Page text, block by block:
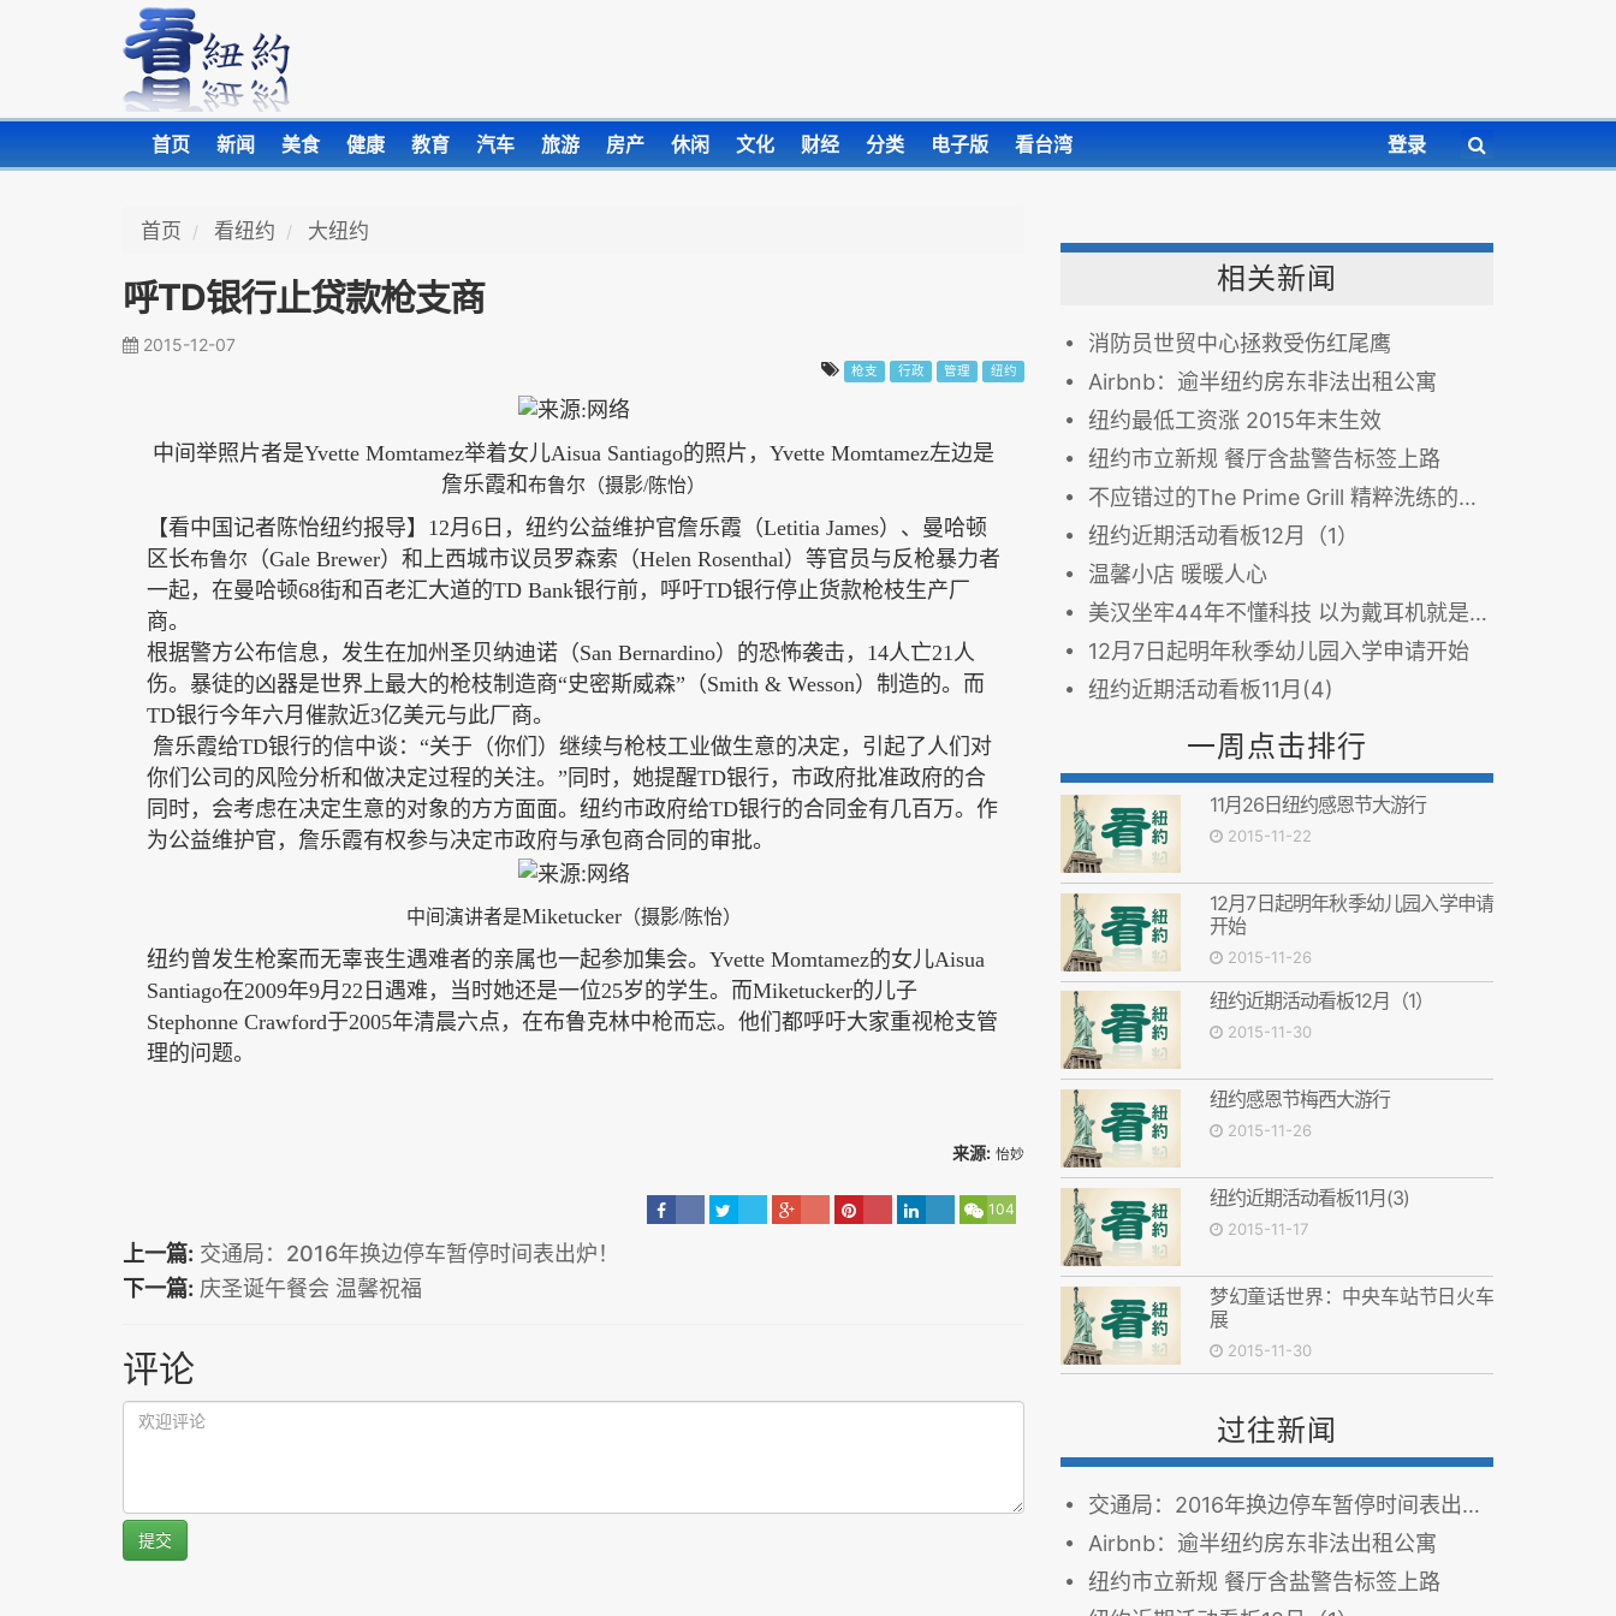
首页 新闻 美食 健康 教育 汽车 旅游 房产 休闲 文化 财经 分类 电子版 看台湾 登录
首页 看纽约 大纽约
呼TD银行止贷款枪支商
2015-12-07
枪支 行政 管理 纽约
中间举照片者是Yvette Momtamez举着女儿Aisua Santiago的照片， Yvette Momtamez左边是
詹乐霞和布鲁尔（摄影/陈怡）
【看中国记者陈怡纽约报导】 12月6日，纽约公益维护官詹乐霞（Letitia James）、曼哈顿
区长布鲁尔
（Gale Brewer）和上西城市议员罗森索（Helen Rosenthal）等官员与反枪暴力者
一起，在曼哈顿68街和百老汇大道的TD Bank银行前，呼吁TD银行停止货款枪枝生产厂
商。
根据警方公布信息，发生在加州圣贝纳迪诺（San Bernardino）的恐怖袭击，14人亡21人
伤。暴徒的凶器是世界上最大的枪枝制造商“史密斯威森”（Smith & Wesson）制造的。而
TD银行今年六月催款近3亿美元与此厂商。
詹乐霞给TD银行的信中谈：“关于（你们）继续与枪枝工业做生意的决定，引起了人们对
你们公司的风险分析和做决定过程的关注。”同时，她提醒TD银行，市政府批准政府的合
同时，会考虑在决定生意的对象的方方面面。纽约市政府给TD银行的合同金有几百万。作
为公益维护官，詹乐霞有权参与决定市政府与承包商合同的审批。
中间演讲者是Miketucker（摄影/陈怡）
纽约曾发生枪案而无辜丧生遇难者的亲属也一起参加集会。 Yvette Momtamez的女儿Aisua
Santiago在2009年9月22日遇难，当时她还是一位25岁的学生。而Miketucker的儿子
Stephonne Crawford于2005年清晨六点，在布鲁克林中枪而忘。他们都呼吁大家重视枪支管
理的问题。
来源: 怡妙
104
上一篇: 交通局：2016年换边停车暂停时间表出炉！
下一篇: 庆圣诞午餐会 温馨祝福
评论
提交
相关新闻
消防员世贸中心拯救受伤红尾鹰
Airbnb：逾半纽约房东非法出租公寓
纽约最低工资涨 2015年末生效
纽约市立新规 餐厅含盐警告标签上路
不应错过的The Prime Grill 精粹洗练的犹太餐
纽约近期活动看板12月（1）
温馨小店 暖暖人心
美汉坐牢44年不懂科技 以为戴耳机就是特务
12月7日起明年秋季幼儿园入学申请开始
纽约近期活动看板11月(4)
一周点击排行
11月26日纽约感恩节大游行
2015-11-22
12月7日起明年秋季幼儿园入学申请
开始
2015-11-26
纽约近期活动看板12月（1）
2015-11-30
纽约感恩节梅西大游行
2015-11-26
纽约近期活动看板11月(3)
2015-11-17
梦幻童话世界：中央车站节日火车
展
2015-11-30
过往新闻
交通局：2016年换边停车暂停时间表出炉！
Airbnb：逾半纽约房东非法出租公寓
纽约市立新规 餐厅含盐警告标签上路